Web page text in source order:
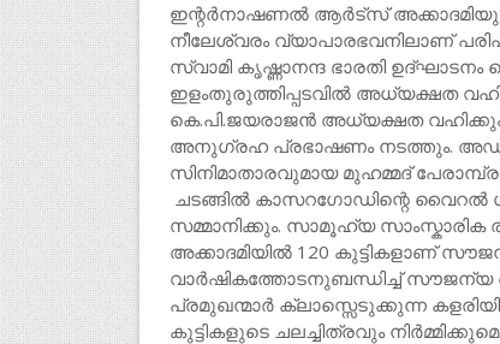
ഇന്റർനാഷണൽ ആർട്സ്
നീലേശ്വരം വ്യാപാരഭവനിലാണ്
സ്വാമി കൃഷ്ണാനന്ദ ഭാരതി
ഇളംതുരുത്തിപ്പടവിൽ അധ്യക്ഷത
കെ.പി.ജയരാജൻ അധ്യക്ഷത
അനുഗ്രഹ പ്രഭാഷണം നടത്തും.
സിനിമാതാരവുമായ മുഹമ്മദ് പേരാമ്പ്ര
ചടങ്ങിൽ കാസറഗോഡിന്റെ വൈറൽ
സമ്മാനിക്കും. സാമൂഹ്യ
അക്കാദമിയിൽ 120 കുട്ടികളാണ്
വാർഷികത്തോടനുബന്ധിച്ച് സൗജന്യ
പ്രമുഖന്മാർ ക്ലാസ്സെടുക്കുന്ന
കുട്ടികളുടെ ചലച്ചിത്രവും